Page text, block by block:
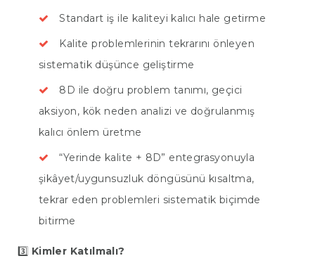
Standart iş ile kaliteyi kalıcı hale getirme
Kalite problemlerinin tekrarını önleyen
sistematik düşünce geliştirme
8D ile doğru problem tanımı, geçici
aksiyon, kök neden analizi ve doğrulanmış
kalıcı önlem üretme
“Yerinde kalite + 8D” entegrasyonuyla
şikâyet/uygunsuzluk döngüsünü kısaltma,
tekrar eden problemleri sistematik biçimde
bitirme
3️⃣ Kimler Katılmalı?